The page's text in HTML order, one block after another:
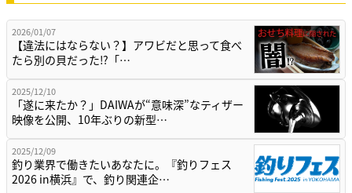
2026/01/07
【違法にはならない？】アワビだと思って食べ
たら別の貝だった⁉「…
2025/12/10
「遂に来たか？」DAIWAが“意味深”なティザー
映像を公開、10年ぶりの新型…
2025/12/09
釣り業界で働きたいあなたに。『釣りフェス
2026 in横浜』で、釣り関連企…